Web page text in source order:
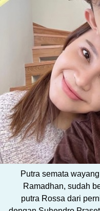
Putra semata
Ramadhan, sudah
putra Rossa dari